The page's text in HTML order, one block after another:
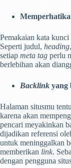
Pemakaian kata
Seperti judul, heading
setiap meta tag perlu
berlebihan akan
Backlink yang
Halaman situsmu
karena akan
pencari meyakinkan
dijadikan referensi
untuk meninggalkan
memberikan link.
dengan pengguna